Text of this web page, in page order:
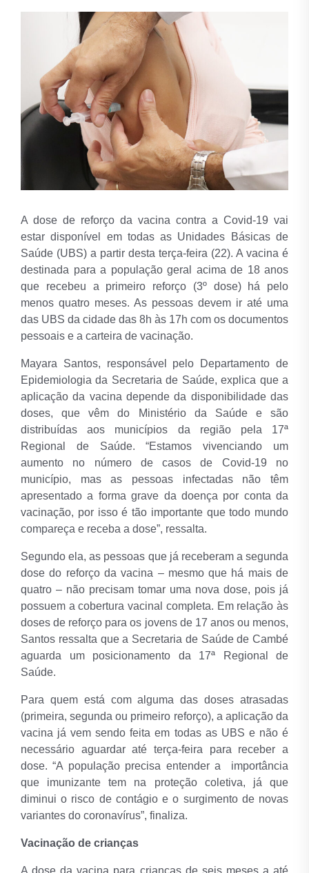
A dose de reforço da vacina contra a Covid-19 vai
estar disponível em todas as Unidades Básicas de
Saúde (UBS) a partir desta terça-feira (22). A vacina é
destinada para a população geral acima de 18 anos
que recebeu a primeiro reforço (3º dose) há pelo
menos quatro meses. As pessoas devem ir até uma
das UBS da cidade das 8h às 17h com os documentos
pessoais e a carteira de vacinação.
Mayara Santos, responsável pelo Departamento de
Epidemiologia da Secretaria de Saúde, explica que a
aplicação da vacina depende da disponibilidade das
doses, que vêm do Ministério da Saúde e são
distribuídas aos municípios da região pela 17ª
Regional de Saúde. “Estamos vivenciando um
aumento no número de casos de Covid-19 no
município, mas as pessoas infectadas não têm
apresentado a forma grave da doença por conta da
vacinação, por isso é tão importante que todo mundo
compareça e receba a dose”, ressalta.
Segundo ela, as pessoas que já receberam a segunda
dose do reforço da vacina – mesmo que há mais de
quatro – não precisam tomar uma nova dose, pois já
possuem a cobertura vacinal completa. Em relação às
doses de reforço para os jovens de 17 anos ou menos,
Santos ressalta que a Secretaria de Saúde de Cambé
aguarda um posicionamento da 17ª Regional de
Saúde.
Para quem está com alguma das doses atrasadas
(primeira, segunda ou primeiro reforço), a aplicação da
vacina já vem sendo feita em todas as UBS e não é
necessário aguardar até terça-feira para receber a
dose. “A população precisa entender a importância
que imunizante tem na proteção coletiva, já que
diminui o risco de contágio e o surgimento de novas
variantes do coronavírus”, finaliza.
Vacinação de crianças
A dose da vacina para crianças de seis meses a até